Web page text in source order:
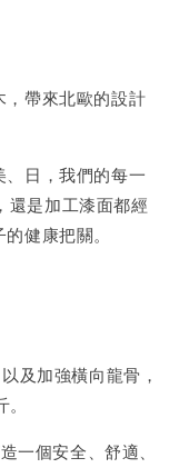
帶來北歐的設計
日，我們的每一
還是加工漆面都經
健康把關。
及加強橫向龍骨，
一個安全、舒適、